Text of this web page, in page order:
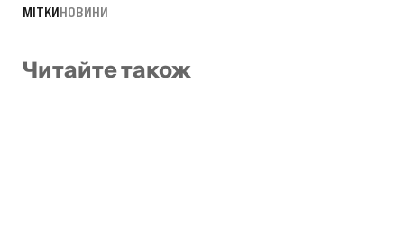
МІТКИНОВИНИ
Читайте також